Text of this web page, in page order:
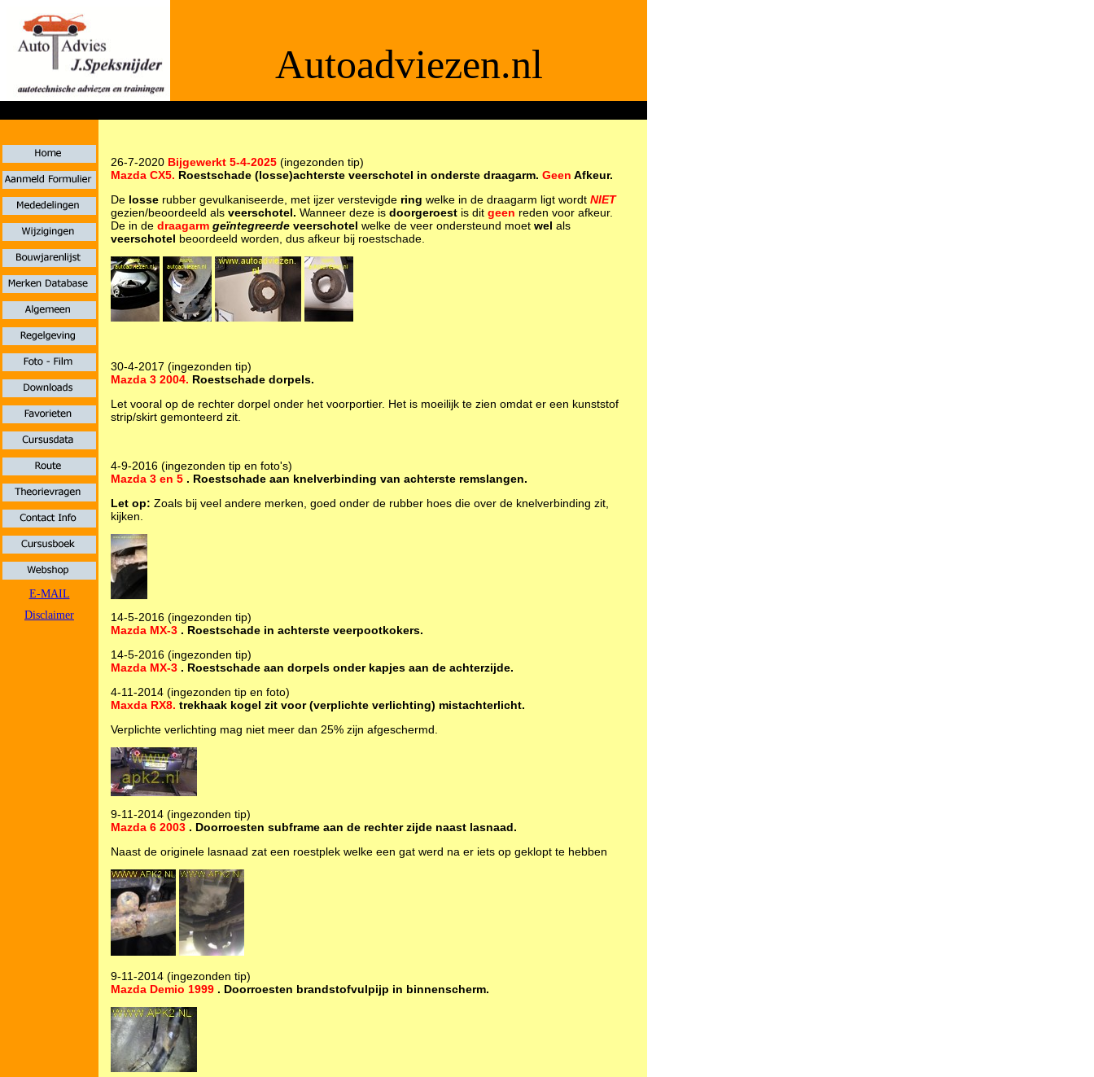
E-MAIL
Disclaimer
Autoadviezen.nl
26-7-2020 Bijgewerkt 5-4-2025 (ingezonden tip)
Mazda CX5. Roestschade (losse)achterste veerschotel in onderste draagarm. Geen Afkeur.
De losse rubber gevulkaniseerde, met ijzer verstevigde ring welke in de draagarm ligt wordt NIET
gezien/beoordeeld als veerschotel. Wanneer deze is doorgeroest is dit geen reden voor afkeur.
De in de draagarm geïntegreerde veerschotel welke de veer ondersteund moet wel als
veerschotel beoordeeld worden, dus afkeur bij roestschade.
30-4-2017 (ingezonden tip)
Mazda 3 2004. Roestschade dorpels.
Let vooral op de rechter dorpel onder het voorportier. Het is moeilijk te zien omdat er een kunststof
strip/skirt gemonteerd zit.
4-9-2016 (ingezonden tip en foto's)
Mazda 3 en 5 . Roestschade aan knelverbinding van achterste remslangen.
Let op: Zoals bij veel andere merken, goed onder de rubber hoes die over de knelverbinding zit,
kijken.
14-5-2016 (ingezonden tip)
Mazda MX-3 . Roestschade in achterste veerpootkokers.
14-5-2016 (ingezonden tip)
Mazda MX-3 . Roestschade aan dorpels onder kapjes aan de achterzijde.
4-11-2014 (ingezonden tip en foto)
Maxda RX8. trekhaak kogel zit voor (verplichte verlichting) mistachterlicht.
Verplichte verlichting mag niet meer dan 25% zijn afgeschermd.
9-11-2014 (ingezonden tip)
Mazda 6 2003 . Doorroesten subframe aan de rechter zijde naast lasnaad.
Naast de originele lasnaad zat een roestplek welke een gat werd na er iets op geklopt te hebben
9-11-2014 (ingezonden tip)
Mazda Demio 1999 . Doorroesten brandstofvulpijp in binnenscherm.